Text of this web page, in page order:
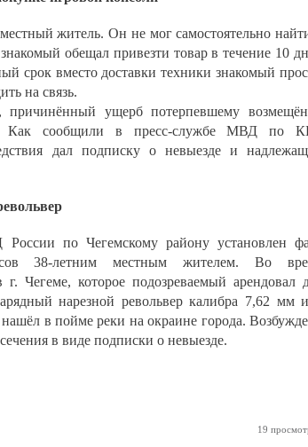
житель. Он не мог самостоятельно
обещал привезти товар в течение 10
срок вместо доставки техники знакомый
на связь.
причинённый ущерб потерпевшему
Как сообщили в пресс-службе МВД по
дал подписку о невыезде и
по Чегемскому району установлен
38-летним местным жителем. Во
Чегеме, которое подозреваемый арендовал
нарезной револьвер калибра 7,62 мм
в пойме реки на окраине города.
в виде подписки о невыезде.
19